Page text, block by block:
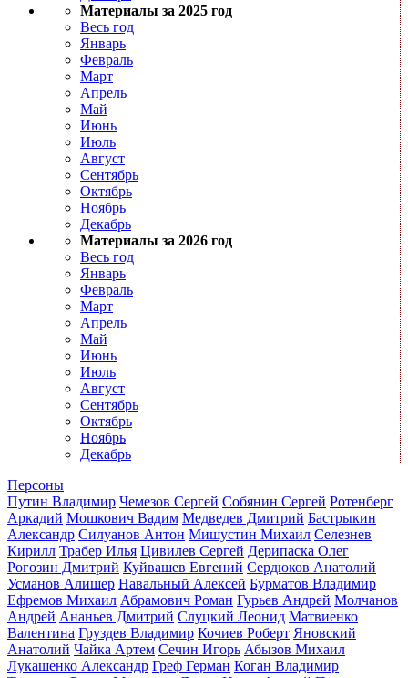
Материалы за 2025 год
Весь год
Январь
Февраль
Март
Апрель
Май
Июнь
Июль
Август
Сентябрь
Октябрь
Ноябрь
Декабрь
Материалы за 2026 год
Весь год
Январь
Февраль
Март
Апрель
Май
Июнь
Июль
Август
Сентябрь
Октябрь
Ноябрь
Декабрь
Персоны
Путин Владимир Чемезов Сергей Собянин Сергей Ротенберг
Аркадий Мошкович Вадим Медведев Дмитрий Бастрыкин
Александр Силуанов Антон Мишустин Михаил Селезнев
Кирилл Трабер Илья Цивилев Сергей Дерипаска Олег
Рогозин Дмитрий Куйвашев Евгений Сердюков Анатолий
Усманов Алишер Навальный Алексей Бурматов Владимир
Ефремов Михаил Абрамович Роман Гурьев Андрей Молчанов
Андрей Ананьев Дмитрий Слуцкий Леонид Матвиенко
Валентина Груздев Владимир Кочиев Роберт Яновский
Анатолий Чайка Артем Сечин Игорь Абызов Михаил
Лукашенко Александр Греф Герман Коган Владимир